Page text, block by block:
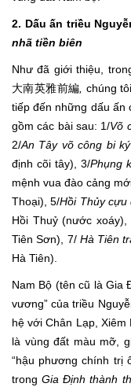
2. Dấu ấn triều
nhã tiền biên
Như đã giới thiệu,
大南英雅前編 chúng
tiếp đến những dấu ấn
gồm các bài sau: 1/Võ
2/An Tây võ công bi ký
định cõi tây), 3/Phụng
mệnh vua đào cảng
Thoại), 5/Hồi Thủy cựu
Hồi Thuỷ (nước xoáy),
Tiên Sơn), 7/ Hà Tiên
Hà Tiên).
Nam Bộ (tên cũ là Gia
vương” của triều
hệ với Chân Lạp,
là vùng đất màu mỡ,
“hậu phương chính trị
trongGia Định thành